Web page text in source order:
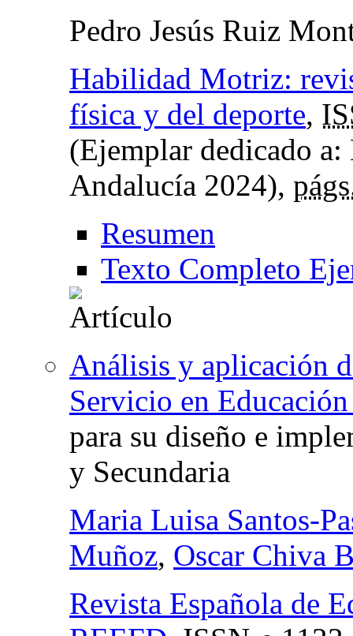
Pedro Jesús Ruiz
Habilidad Motriz:
física y del deporte,
(Ejemplar dedicado
Andalucía 2024),
Resumen
Texto Completo
Análisis y aplicación
Servicio en
para su diseño e
y Secundaria
Maria Luisa Santos-
Muñoz, Oscar Chiva
Revista Española de